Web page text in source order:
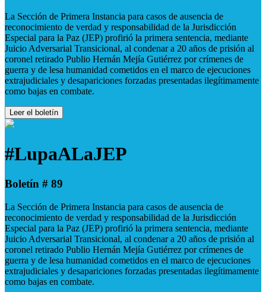
La Sección de Primera Instancia para casos de ausencia de
reconocimiento de verdad y responsabilidad de la Jurisdicción
Especial para la Paz (JEP) profirió la primera sentencia, mediante
Juicio Adversarial Transicional, al condenar a 20 años de prisión al
coronel retirado Publio Hernán Mejía Gutiérrez por crímenes de
guerra y de lesa humanidad cometidos en el marco de ejecuciones
extrajudiciales y desapariciones forzadas presentadas ilegítimamente
como bajas en combate.
Leer el boletín
#LupaALaJEP
Boletín # 89
La Sección de Primera Instancia para casos de ausencia de
reconocimiento de verdad y responsabilidad de la Jurisdicción
Especial para la Paz (JEP) profirió la primera sentencia, mediante
Juicio Adversarial Transicional, al condenar a 20 años de prisión al
coronel retirado Publio Hernán Mejía Gutiérrez por crímenes de
guerra y de lesa humanidad cometidos en el marco de ejecuciones
extrajudiciales y desapariciones forzadas presentadas ilegítimamente
como bajas en combate.